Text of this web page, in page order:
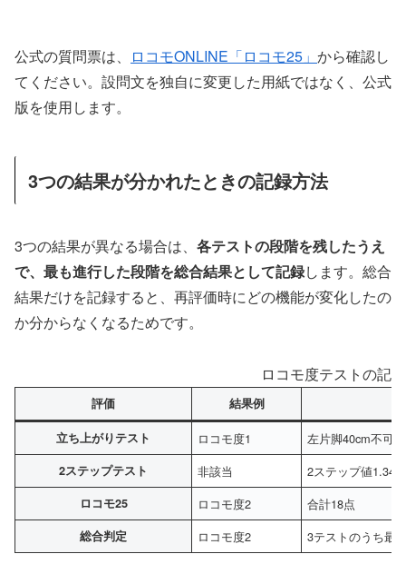
公式の質問票は、 ロコモONLINE「ロコモ25」 から確認し
てください。設問文を独自に変更した用紙ではなく、公式
版を使用します。
3つの結果が分かれたときの記録方法
3つの結果が異なる場合は、 各テストの段階を残したうえ
で、最も進行した段階を総合結果として記録します。総合
結果だけを記録すると、再評価時にどの機能が変化したの
か分からなくなるためです。
ロコモ度テストの記
評価 結果例
立ち上がりテスト ロコモ度1 左片脚40cm不可
2ステップテスト 非該当 2ステップ値1.34
ロコモ25 ロコモ度2 合計18点
総合判定 ロコモ度2 3テストのうち最